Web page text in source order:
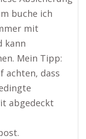
buche ich
mit
kann
Mein Tipp:
achten, dass
abgedeckt